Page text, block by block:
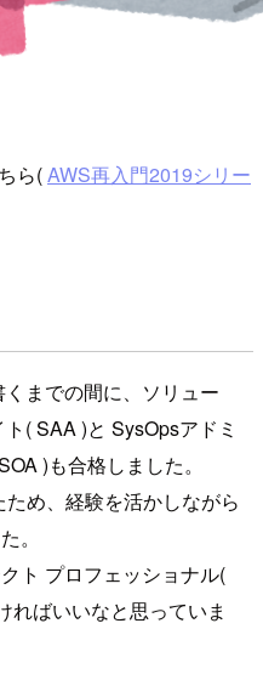
ら(AWS再入門2019シリー
までの間に、ソリュー
( SAA )と SysOpsアドミ
)も合格しました。
め、経験を活かしながら
。
ト プロフェッショナル(
ればいいなと思っていま